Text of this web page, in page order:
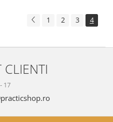
1 2 3 4
CLIENTI
17